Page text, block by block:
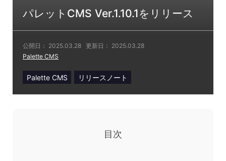
パレットCMS Ver.1.10.1をリリース
公開日： 2025.03.28 更新日： 2025.03.28
Palette CMS
Palette CMS リリースノート
目次